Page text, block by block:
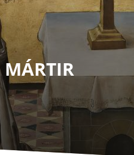
MÁRTIR